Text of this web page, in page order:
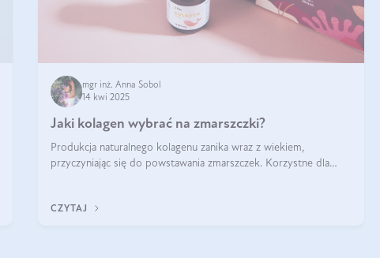
mgr inż. Anna Sobol
14 kwi 2025
Jaki kolagen wybrać na zmarszczki?
Produkcja naturalnego kolagenu zanika wraz z wiekiem,
przyczyniając się do powstawania zmarszczek. Korzystne dla
CZYTAJ